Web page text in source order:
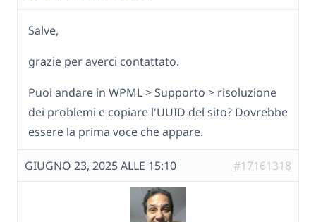
Salve,
grazie per averci contattato.
Puoi andare in WPML > Supporto > risoluzione
dei problemi e copiare l'UUID del sito? Dovrebbe
essere la prima voce che appare.
GIUGNO 23, 2025 ALLE 15:10 #17161318